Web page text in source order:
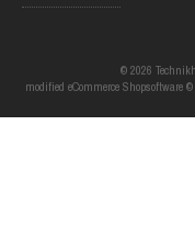
© 2026
modified eCommerce